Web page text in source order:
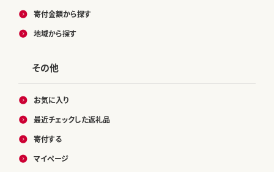
寄付金額から探す
地域から探す
その他
お気に入り
最近チェックした返礼品
寄付する
マイページ